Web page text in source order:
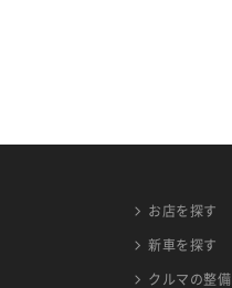
お店を探す
新車を探す
クルマの整備